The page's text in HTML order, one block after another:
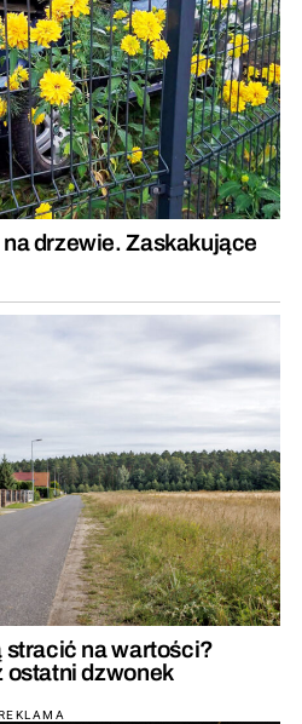
drzewie. Zaskakujące
stracić na wartości?
ostatni dzwonek